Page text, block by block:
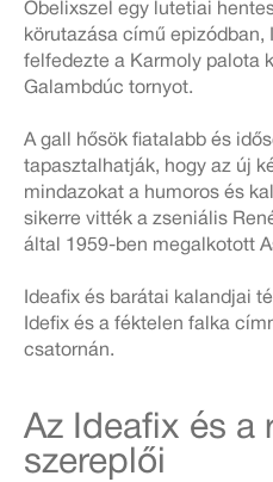
Obelixszel egy lutetiai
körutazása című epizódban,
felfedezte a Karmoly palota
Galambdúc tornyot.
A gall hősök fiatalabb és
tapasztalhatják, hogy az új
mindazokat a humoros és
sikerre vitték a zseniális
által 1959-ben megalkotott
Ideafix és barátai kalandjai
Idefix és a féktelen falka
csatornán.
Az Ideafix és a
szereplői